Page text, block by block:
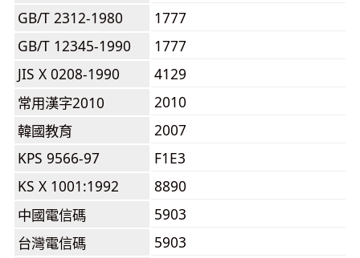
GB/T 2312-1980
1777
GB/T 12345-1990
1777
JIS X 0208-1990
4129
常用漢字2010
2010
韓國教育
2007
KPS 9566-97
F1E3
KS X 1001:1992
8890
中國電信碼
5903
台灣電信碼
5903